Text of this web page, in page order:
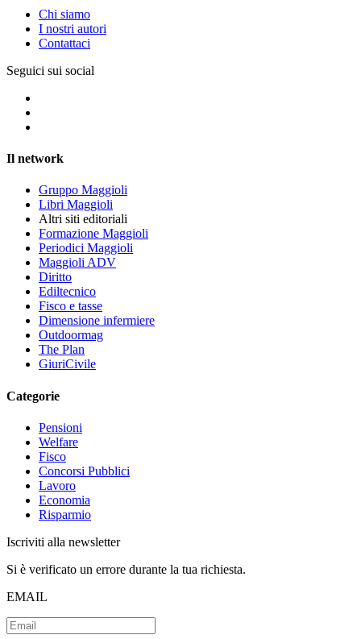
Chi siamo
I nostri autori
Contattaci
Seguici sui social
Il network
Gruppo Maggioli
Libri Maggioli
Altri siti editoriali
Formazione Maggioli
Periodici Maggioli
Maggioli ADV
Diritto
Ediltecnico
Fisco e tasse
Dimensione infermiere
Outdoormag
The Plan
GiuriCivile
Categorie
Pensioni
Welfare
Fisco
Concorsi Pubblici
Lavoro
Economia
Risparmio
Iscriviti alla newsletter
Si è verificato un errore durante la tua richiesta.
EMAIL